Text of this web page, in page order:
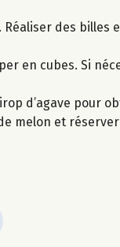
des
en cubes. Si
d’agave pour
melon et